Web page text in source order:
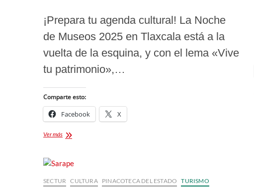
¡Prepara tu agenda cultural! La Noche
de Museos 2025 en Tlaxcala está a la
vuelta de la esquina, y con el lema «Vive
tu patrimonio»,…
Comparte esto:
Facebook X
Ver másLa
Museos
2025
SECTUR CULTURA PINACOTECA DEL ESTADO TURISMO